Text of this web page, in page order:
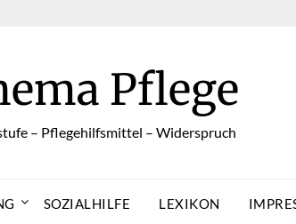
Pflege
– Pflegehilfsmittel – Widerspruch
SOZIALHILFE LEXIKON